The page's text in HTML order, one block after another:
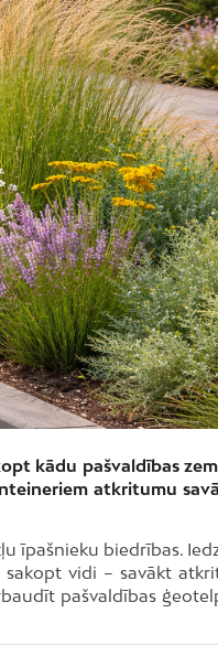
kādu pašvaldības
atkritumu
īpašnieku biedrības.
vidi – savākt
pašvaldības